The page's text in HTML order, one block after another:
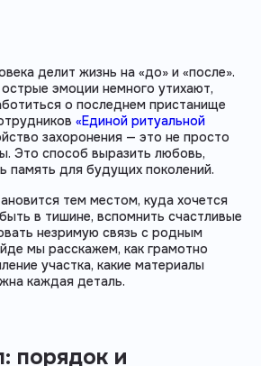
делит жизнь на «до» и «после».
эмоции немного утихают,
о последнем пристанище
«Единой ритуальной
захоронения — это не просто
Это способ выразить любовь,
память для будущих поколений.
тем местом, куда хочется
в тишине, вспомнить счастливые
незримую связь с родным
мы расскажем, как грамотно
участка, какие материалы
каждая деталь.
порядок и